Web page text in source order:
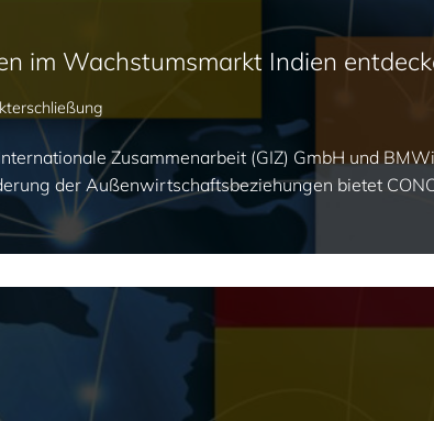
im Wachstumsmarkt Indien
Zusammenarbeit (GIZ) GmbH und
der Außenwirtschaftsbeziehungen bietet